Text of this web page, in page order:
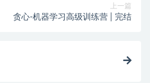
上一篇
贪心-机器学习高级训练营 | 完结